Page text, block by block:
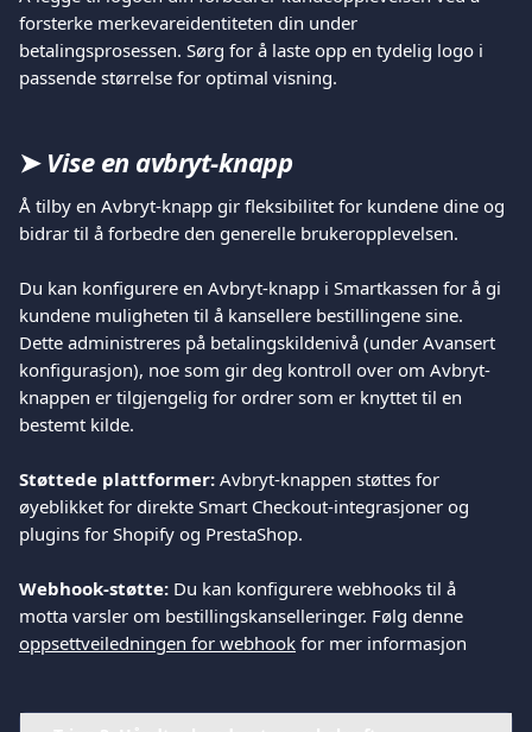
forsterke merkevareidentiteten din under
betalingsprosessen. Sørg for å laste opp en tydelig logo i
passende størrelse for optimal visning.
➤ Vise en avbryt-knapp
Å tilby en Avbryt-knapp gir fleksibilitet for kundene dine og
bidrar til å forbedre den generelle brukeropplevelsen.
Du kan konfigurere en Avbryt-knapp i Smartkassen for å gi
kundene muligheten til å kansellere bestillingene sine.
Dette administreres på betalingskildenivå (under Avansert
konfigurasjon), noe som gir deg kontroll over om Avbryt-
knappen er tilgjengelig for ordrer som er knyttet til en
bestemt kilde.
Støttede plattformer: Avbryt-knappen støttes for
øyeblikket for direkte Smart Checkout-integrasjoner og
plugins for Shopify og PrestaShop.
Webhook-støtte: Du kan konfigurere webhooks til å
motta varsler om bestillingskanselleringer. Følg denne
oppsettveiledningen for webhook for mer informasjon